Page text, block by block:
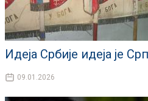
Идеја Србије идеја је
09.01.2026